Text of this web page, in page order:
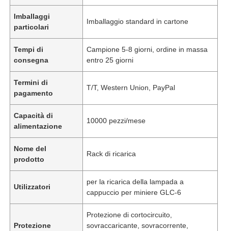
Imballaggi
particolari
Imballaggio standard in cartone
Tempi di
consegna
Campione 5-8 giorni, ordine in massa
entro 25 giorni
Termini di
pagamento
T/T, Western Union, PayPal
Capacità di
alimentazione
10000 pezzi/mese
Nome del
prodotto
Rack di ricarica
Utilizzatori
per la ricarica della lampada a
cappuccio per miniere GLC-6
Protezione
Protezione di cortocircuito,
sovraccaricante, sovracorrente,